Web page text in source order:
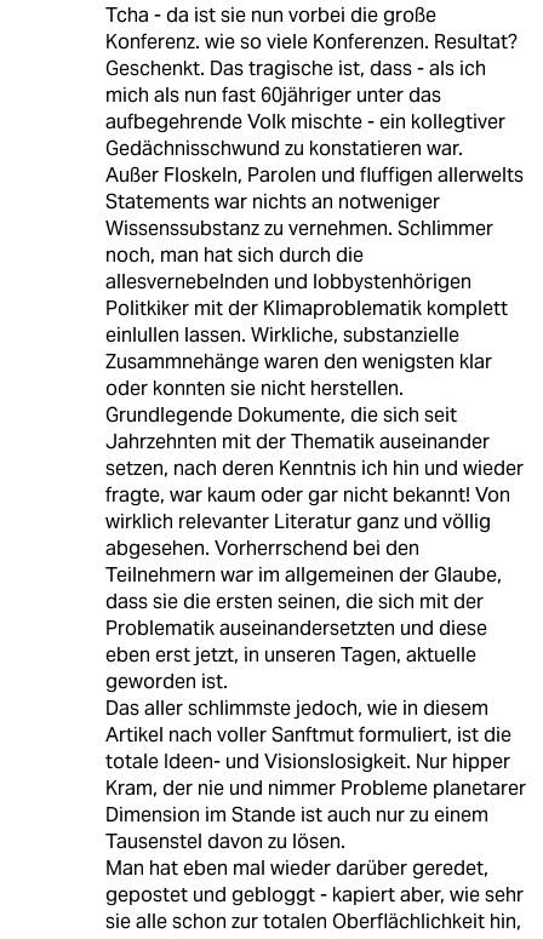
Tcha - da ist sie nun vorbei die große
Konferenz. wie so viele Konferenzen. Resultat?
Geschenkt. Das tragische ist, dass - als ich
mich als nun fast 60jähriger unter das
aufbegehrende Volk mischte - ein kollegtiver
Gedächnisschwund zu konstatieren war.
Außer Floskeln, Parolen und fluffigen allerwelts
Statements war nichts an notweniger
Wissenssubstanz zu vernehmen. Schlimmer
noch, man hat sich durch die
allesvernebelnden und lobbystenhörigen
Politkiker mit der Klimaproblematik komplett
einlullen lassen. Wirkliche, substanzielle
Zusammnehänge waren den wenigsten klar
oder konnten sie nicht herstellen.
Grundlegende Dokumente, die sich seit
Jahrzehnten mit der Thematik auseinander
setzen, nach deren Kenntnis ich hin und wieder
fragte, war kaum oder gar nicht bekannt! Von
wirklich relevanter Literatur ganz und völlig
abgesehen. Vorherrschend bei den
Teilnehmern war im allgemeinen der Glaube,
dass sie die ersten seinen, die sich mit der
Problematik auseinandersetzten und diese
eben erst jetzt, in unseren Tagen, aktuelle
geworden ist.
Das aller schlimmste jedoch, wie in diesem
Artikel nach voller Sanftmut formuliert, ist die
totale Ideen- und Visionslosigkeit. Nur hipper
Kram, der nie und nimmer Probleme planetarer
Dimension im Stande ist auch nur zu einem
Tausenstel davon zu lösen.
Man hat eben mal wieder darüber geredet,
gepostet und gebloggt - kapiert aber, wie sehr
sie alle schon zur totalen Oberflächlichkeit hin,